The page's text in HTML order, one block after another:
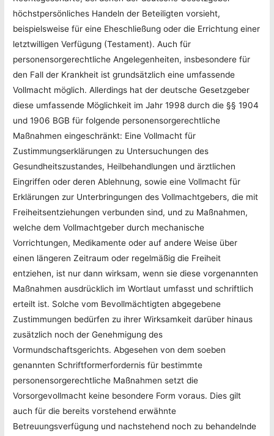
höchstpersönliches Handeln der Beteiligten vorsieht,
beispielsweise für eine Eheschließung oder die Errichtung einer
letztwilligen Verfügung (Testament). Auch für
personensorgerechtliche Angelegenheiten, insbesondere für
den Fall der Krankheit ist grundsätzlich eine umfassende
Vollmacht möglich. Allerdings hat der deutsche Gesetzgeber
diese umfassende Möglichkeit im Jahr 1998 durch die §§ 1904
und 1906 BGB für folgende personensorgerechtliche
Maßnahmen eingeschränkt: Eine Vollmacht für
Zustimmungserklärungen zu Untersuchungen des
Gesundheitszustandes, Heilbehandlungen und ärztlichen
Eingriffen oder deren Ablehnung, sowie eine Vollmacht für
Erklärungen zur Unterbringungen des Vollmachtgebers, die mit
Freiheitsentziehungen verbunden sind, und zu Maßnahmen,
welche dem Vollmachtgeber durch mechanische
Vorrichtungen, Medikamente oder auf andere Weise über
einen längeren Zeitraum oder regelmäßig die Freiheit
entziehen, ist nur dann wirksam, wenn sie diese vorgenannten
Maßnahmen ausdrücklich im Wortlaut umfasst und schriftlich
erteilt ist. Solche vom Bevollmächtigten abgegebene
Zustimmungen bedürfen zu ihrer Wirksamkeit darüber hinaus
zusätzlich noch der Genehmigung des
Vormundschaftsgerichts. Abgesehen von dem soeben
genannten Schriftformerfordernis für bestimmte
personensorgerechtliche Maßnahmen setzt die
Vorsorgevollmacht keine besondere Form voraus. Dies gilt
auch für die bereits vorstehend erwähnte
Betreuungsverfügung und nachstehend noch zu behandelnde